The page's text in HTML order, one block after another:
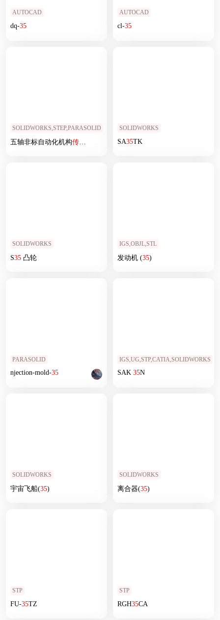
AUTOCAD
dq-35
AUTOCAD
cl-35
SOLIDWORKS,STEP,PARASOLID
五轴非标自动化机构传动装置
SOLIDWORKS
SA35TK
SOLIDWORKS
S35凸轮
IGS,OBJL,STL
发动机 (35)
PARASOLID
njection-mold-35
IGS,UG,STP,CATIA,SOLIDWORKS
SAK 35N
SOLIDWORKS
宇宙飞船(35)
SOLIDWORKS
离合器(35)
STP
FU-35TZ
STP
RGH35CA